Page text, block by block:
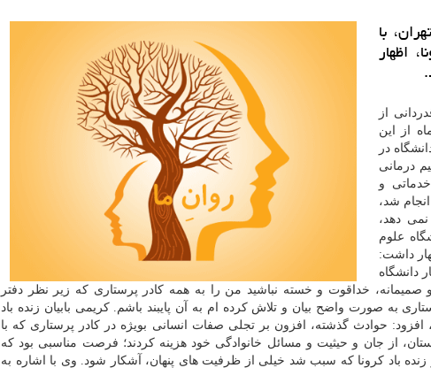
با
اظهار
از
از این
در
درمانی
و
شد،
دهد،
دانشگاه علوم
داشت:
دانشگاه
خداقوت و خسته نباشید من را به همه کادر پرستاری که زیر نظر دفتر
به صورت واضح بیان و تلاش کرده ام به آن پایبند باشم. کریمی بابیان زنده باد
حوادث گذشته، افزون بر تجلی صفات انسانی بویژه در کادر پرستاری که با
از جان و حیثیت و مسائل خانوادگی خود هزینه کردند؛ فرصت مناسبی بود که
زنده باد کرونا که سبب شد خیلی از ظرفیت های پنهان، آشکار شود. وی با اشاره به